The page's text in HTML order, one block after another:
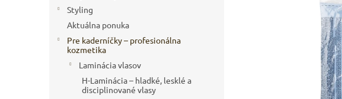
Styling
Aktuálna ponuka
Pre kaderníčky – profesionálna
kozmetika
Laminácia vlasov
H-Laminácia – hladké, lesklé a
disciplinované vlasy